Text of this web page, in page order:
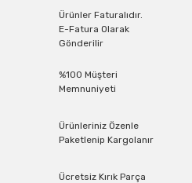
Ürünler Faturalıdır.
E-Fatura Olarak
Gönderilir
%100 Müşteri
Memnuniyeti
Ürünleriniz Özenle
Paketlenip Kargolanır
Ücretsiz Kırık Parça